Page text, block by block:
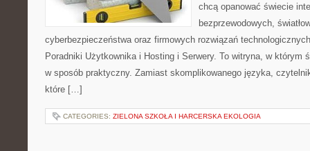
chcą opanować świecie
bezprzewodowych,
cyberbezpieczeństwa oraz firmowych rozwiązań
Poradniki Użytkownika i Hosting i Serwery. To witryna, w którym
w sposób praktyczny. Zamiast skomplikowanego języka,
które […]
CATEGORIES: ZIELONA SZKOŁA I HARCERSKA EKOLOGIA